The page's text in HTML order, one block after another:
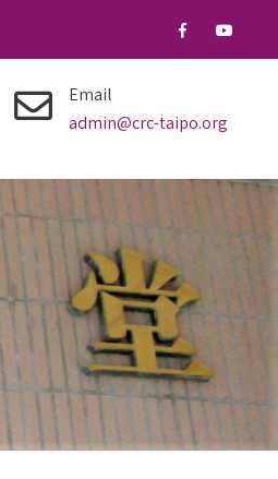
Email
admin@crc-taipo.org